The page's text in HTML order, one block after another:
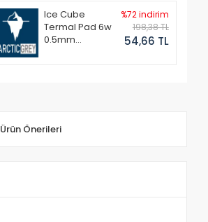
Ice Cube
Termal Pad 6w
0.5mm
%72 indirim
198,38 TL
54,66 TL
Ürün Önerileri